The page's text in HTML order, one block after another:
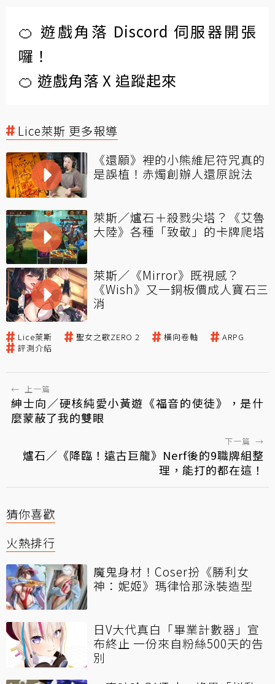
🍊 遊戲角落 Discord 伺服器開張
囉！
🍊 遊戲角落 X 追蹤起來
Lice萊斯 更多報導
《還願》裡的小熊維尼符咒真的
是誤植！赤燭創辦人還原說法
萊斯／爐石＋殺戮尖塔？《艾魯
大陸》各種「致敬」的卡牌爬塔
萊斯／《Mirror》既視感？
《Wish》又一銅板價成人寶石三
消
Lice萊斯 聖女之歌ZERO 2 橫向卷軸
ARPG
評測介紹
← 上一篇
紳士向／硬核純愛小黃遊《福音的使徒》，是什
麼蒙蔽了我的雙眼
下一篇 →
爐石／《降臨！遠古巨龍》Nerf後的9職牌組整
理，能打的都在這！
猜你喜歡
火熱排行
魔鬼身材！Coser扮《勝利女
神：妮姬》瑪律恰那泳裝造型
日V大代真白「畢業計數器」宣
布終止 一份來自粉絲500天的告
別